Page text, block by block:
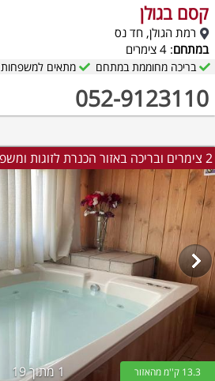
קסם בגולן
רמת הגולן, חד נס
במתחם: 4 צימרים
052-9123110
בריכה מחוממת במתחם מתאים למשפחות
2 צימרים ובריכה באזור הכנרת לזוגות ומשפחות
1 מתוך 19 13.3 ק''מ מהאזור